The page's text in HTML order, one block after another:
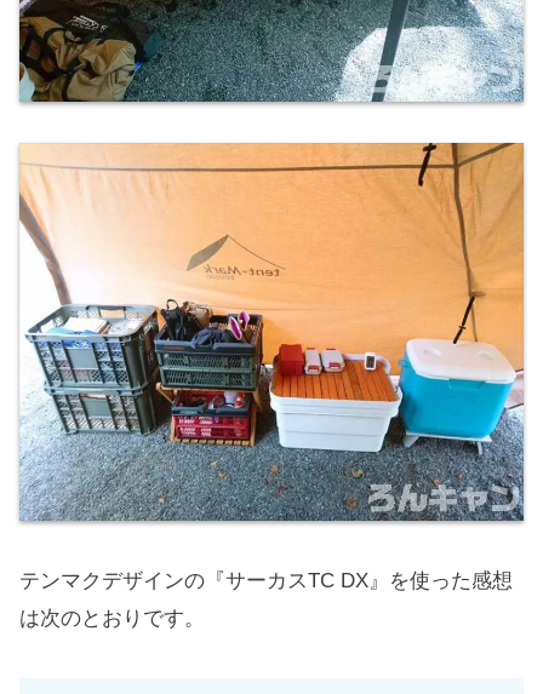
テンマクデザインの『サーカスTC DX』を使った感想
は次のとおりです。